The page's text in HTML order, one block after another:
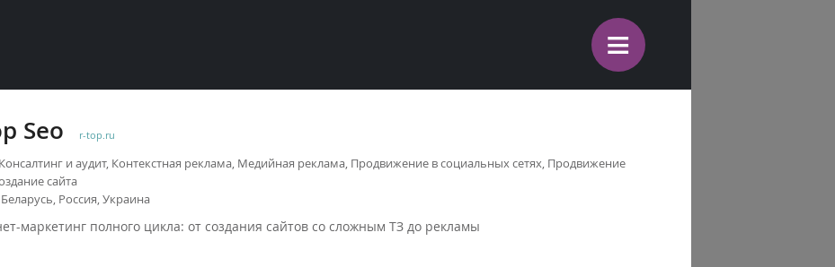
≡
Seo r-top.ru
Консалтинг и аудит, Контекстная реклама, Медийная реклама, Продвижение в социальных сетях, Продвижение
сайта
Беларусь, Россия, Украина
маркетинг полного цикла: от создания сайтов со сложным ТЗ до рекламы